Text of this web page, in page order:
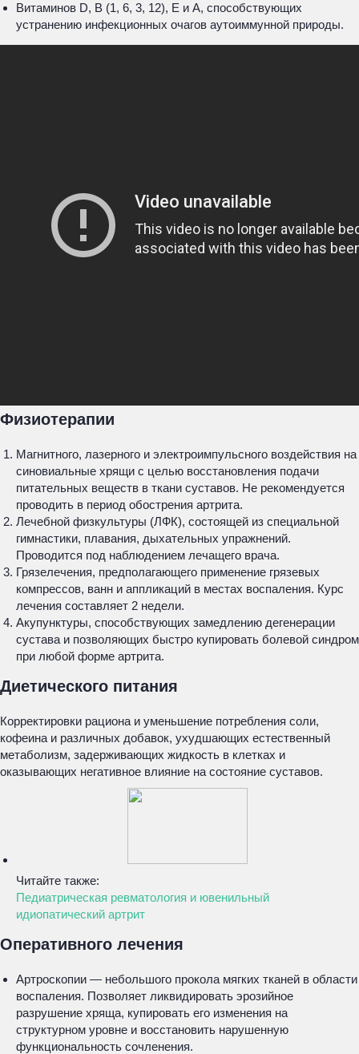
Витаминов D, B (1, 6, 3, 12), E и A, способствующих
устранению инфекционных очагов аутоиммунной природы.
Физиотерапии
Магнитного, лазерного и электроимпульсного воздействия на
синовиальные хрящи с целью восстановления подачи
питательных веществ в ткани суставов. Не рекомендуется
проводить в период обострения артрита.
Лечебной физкультуры (ЛФК), состоящей из специальной
гимнастики, плавания, дыхательных упражнений.
Проводится под наблюдением лечащего врача.
Грязелечения, предполагающего применение грязевых
компрессов, ванн и аппликаций в местах воспаления. Курс
лечения составляет 2 недели.
Акупунктуры, способствующих замедлению дегенерации
сустава и позволяющих быстро купировать болевой синдром
при любой форме артрита.
Диетического питания
Корректировки рациона и уменьшение потребления соли,
кофеина и различных добавок, ухудшающих естественный
метаболизм, задерживающих жидкость в клетках и
оказывающих негативное влияние на состояние суставов.
Читайте также:
Педиатрическая ревматология и ювенильный
идиопатический артрит
Оперативного лечения
Артроскопии — небольшого прокола мягких тканей в области
воспаления. Позволяет ликвидировать эрозийное
разрушение хряща, купировать его изменения на
структурном уровне и восстановить нарушенную
функциональность сочленения.